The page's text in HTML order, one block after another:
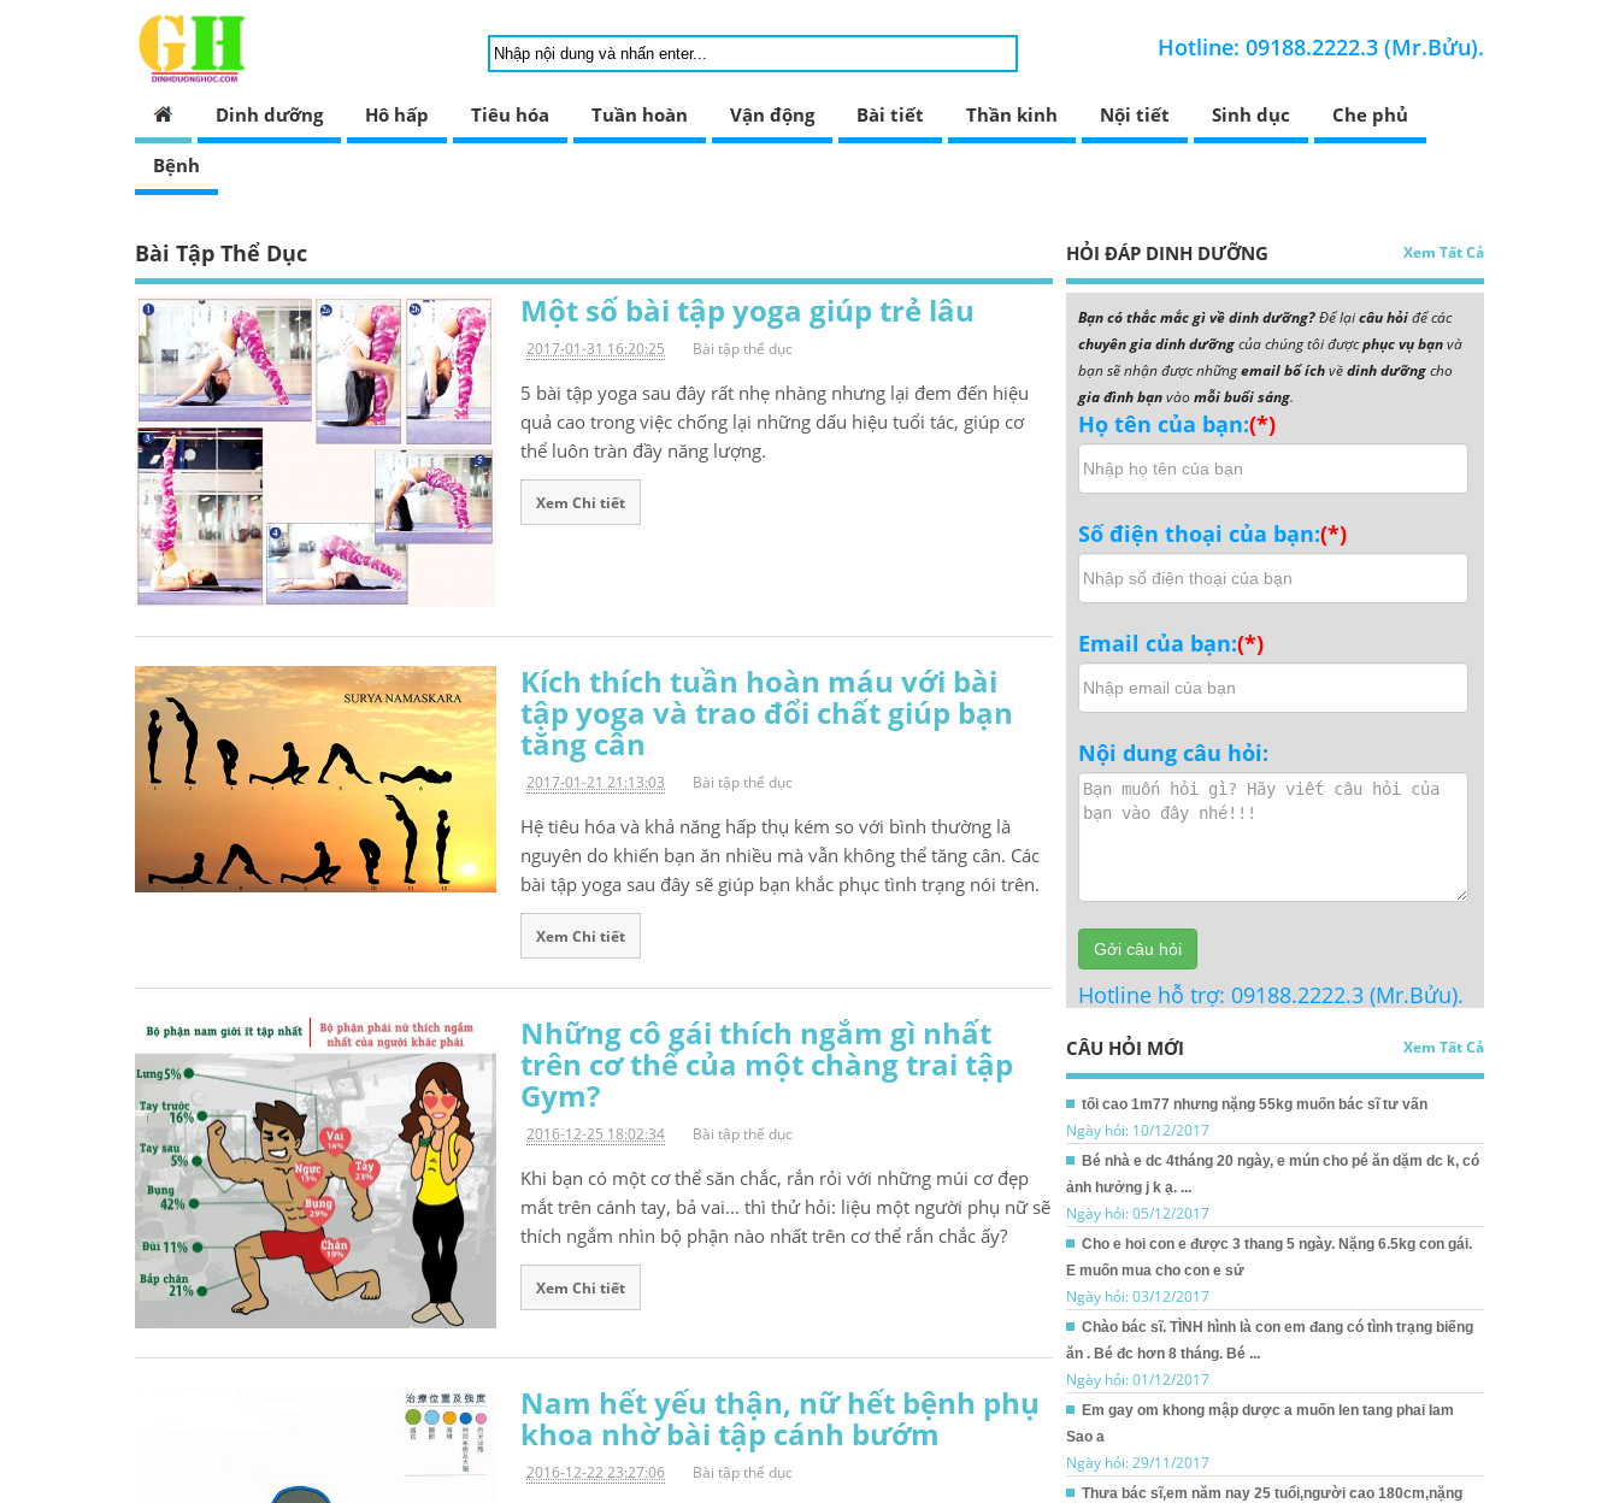
Hotline: 09188.2222.3 (Mr.Bửu).
Dinh dưỡng Hô hấp Tiêu hóa Tuần hoàn Vận động Bài tiết Thần kinh Nội tiết Sinh dục Che phủ
Bệnh
Bài Tập Thể Dục
Một số bài tập yoga giúp trẻ lâu
2017-01-31 16:20:25 Bài tập thể dục
5 bài tập yoga sau đây rất nhẹ nhàng nhưng lại đem đến hiệu
quả cao trong việc chống lại những dấu hiệu tuổi tác, giúp cơ
thể luôn tràn đầy năng lượng.
Xem Chi tiết
Kích thích tuần hoàn máu với bài
tập yoga và trao đổi chất giúp bạn
tăng cân
2017-01-21 21:13:03 Bài tập thể dục
Hệ tiêu hóa và khả năng hấp thụ kém so với bình thường là
nguyên do khiến bạn ăn nhiều mà vẫn không thể tăng cân. Các
bài tập yoga sau đây sẽ giúp bạn khắc phục tình trạng nói trên.
Xem Chi tiết
Những cô gái thích ngắm gì nhất
trên cơ thể của một chàng trai tập
Gym?
2016-12-25 18:02:34 Bài tập thể dục
Khi bạn có một cơ thể săn chắc, rắn rỏi với những múi cơ đẹp
mắt trên cánh tay, bả vai... thì thử hỏi: liệu một người phụ nữ sẽ
thích ngắm nhìn bộ phận nào nhất trên cơ thể rắn chắc ấy?
Xem Chi tiết
Nam hết yếu thận, nữ hết bệnh phụ
khoa nhờ bài tập cánh bướm
2016-12-22 23:27:06 Bài tập thể dục
HỎI ĐÁP DINH DƯỠNG Xem Tất Cả
Bạn có thắc mắc gì về dinh dưỡng?Để lạicâu hỏiđể các
chuyên gia dinh dưỡngcủa chúng tôi đượcphục vụ bạnvà
bạn sẽ nhận được nhữngemail bổ íchvềdinh dưỡngcho
gia đình bạnvàomỗi buổi sáng.
Họ tên của bạn:(*)
Số điện thoại của bạn:(*)
Email của bạn:(*)
Nội dung câu hỏi:
Gởi câu hỏi
Hotline hỗ trợ: 09188.2222.3 (Mr.Bửu).
CÂU HỎI MỚI Xem Tất Cả
tối cao 1m77 nhưng nặng 55kg muốn bác sĩ tư vấn
Ngày hỏi: 10/12/2017
Bé nhà e dc 4tháng 20 ngày, e mún cho pé ăn dặm dc k, có
ảnh hưởng j k ạ. ...
Ngày hỏi: 05/12/2017
Cho e hoi con e được 3 thang 5 ngày. Nặng 6.5kg con gái.
E muốn mua cho con e sử
Ngày hỏi: 03/12/2017
Chào bác sĩ. TÌNH hình là con em đang có tình trạng biếng
ăn . Bé đc hơn 8 tháng. Bé ...
Ngày hỏi: 01/12/2017
Em gay om khong mập dược a muốn len tang phai lam
Sao a
Ngày hỏi: 29/11/2017
Thưa bác sĩ,em năm nay 25 tuổi,người cao 180cm,nặng